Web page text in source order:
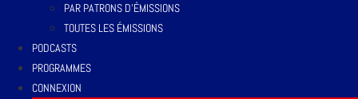
PAR PATRONS D’ÉMISSIONS
TOUTES LES ÉMISSIONS
PODCASTS
PROGRAMMES
CONNEXION